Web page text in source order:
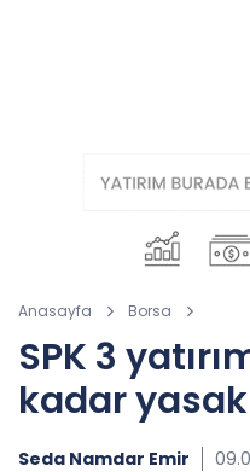
Anasayfa Borsa
SPK 3
kadar
Seda Namdar Emir